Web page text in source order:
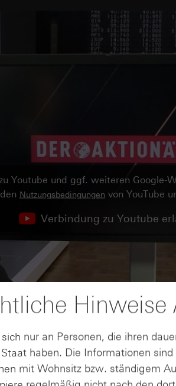
Youtube und ggf. weiteren Google-
Nutzungsbedingungen von YouTube
Verbindung zu Youtube
Hinweise
nur an Personen, die ihren
haben. Die Informationen
mit Wohnsitz bzw. ständigem